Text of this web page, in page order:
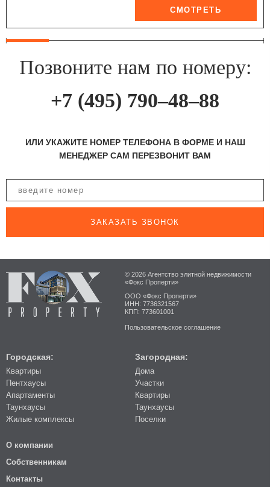
Позвоните нам по номеру:
+7 (495) 790–48–88
ИЛИ УКАЖИТЕ НОМЕР ТЕЛЕФОНА В ФОРМЕ И НАШ
МЕНЕДЖЕР САМ ПЕРЕЗВОНИТ ВАМ
ЗАКАЗАТЬ ЗВОНОК
© 2026 Агентство элитной недвижимости
«Фокс Проперти»
ООО «Фокс Проперти»
ИНН: 7736321567
КПП: 773601001
Пользовательское соглашение
Городская:
Квартиры
Пентхаусы
Апартаменты
Таунхаусы
Жилые комплексы
Загородная:
Дома
Участки
Квартиры
Таунхаусы
Поселки
О компании
Собственникам
Контакты